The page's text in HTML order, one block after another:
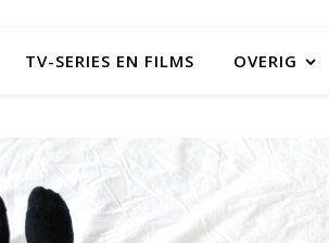
TV-SERIES EN FILMS OVERIG